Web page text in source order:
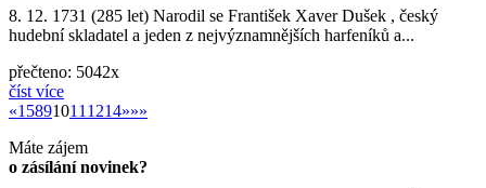
8. 12. 1731 (285 let) Narodil se František Xaver Dušek , český
hudební skladatel a jeden z nejvýznamnějších harfeníků a...
přečteno: 5042x
číst více
««1 5891011 1214»»
»»
Máte zájem
o zásílání novinek?